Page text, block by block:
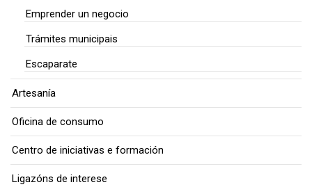
Emprender un negocio
Trámites municipais
Escaparate
Artesanía
Oficina de consumo
Centro de iniciativas e formación
Ligazóns de interese